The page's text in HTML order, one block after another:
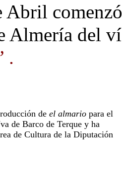
Abril
Almería del
.
de el almario para el
de Barco de Terque y ha
de Cultura de la Diputación